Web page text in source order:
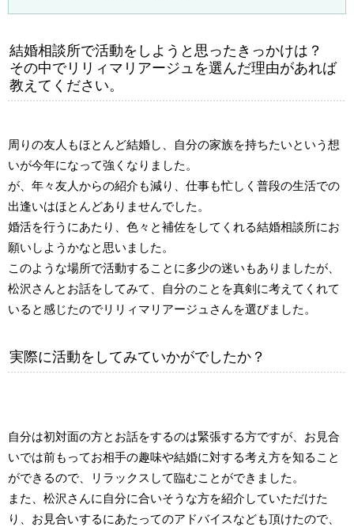
結婚相談所で活動をしようと思ったきっかけは？
その中でリリィマリアージュを選んだ理由があれば
教えてください。
周りの友人もほとんど結婚し、自分の家族を持ちたいという想
いが今年になって強くなりました。
が、年々友人からの紹介も減り、仕事も忙しく普段の生活での
出逢いはほとんどありませんでした。
婚活を行うにあたり、色々と補佐をしてくれる結婚相談所にお
願いしようかなと思いました。
このような場所で活動することに多少の迷いもありましたが、
松沢さんとお話をしてみて、自分のことを真剣に考えてくれて
いると感じたのでリリィマリアージュさんを選びました。
実際に活動をしてみていかがでしたか？
自分は初対面の方とお話をするのは緊張する方ですが、お見合
いでは前もってお相手の趣味や結婚に対する考え方を知ること
ができるので、リラックスして臨むことができました。
また、松沢さんに自分に合いそうな方を紹介していただけた
り、お見合いするにあたってのアドバイスなども頂けたので、